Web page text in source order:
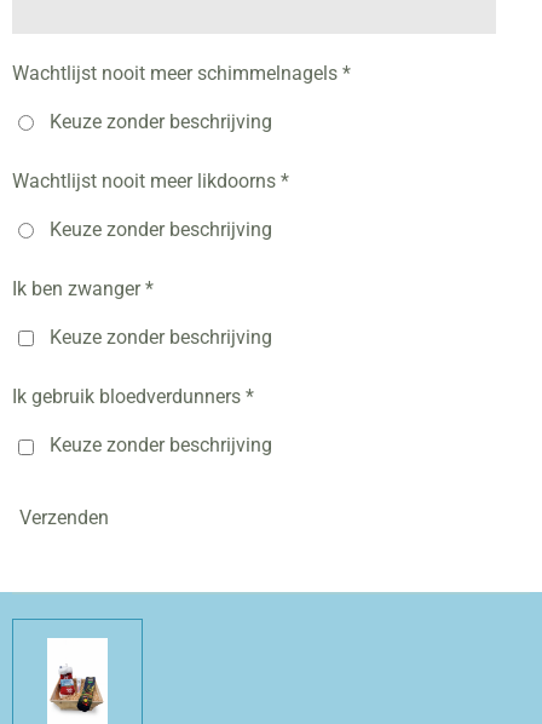
Wachtlijst nooit meer schimmelnagels *
Keuze zonder beschrijving
Wachtlijst nooit meer likdoorns *
Keuze zonder beschrijving
Ik ben zwanger *
Keuze zonder beschrijving
Ik gebruik bloedverdunners *
Keuze zonder beschrijving
Verzenden